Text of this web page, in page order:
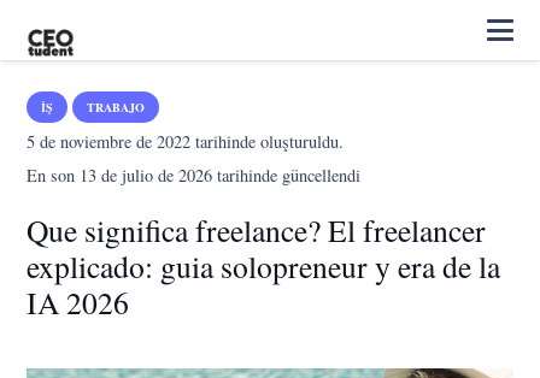
İŞ TRABAJO
5 de noviembre de 2022 tarihinde oluşturuldu.
En son 13 de julio de 2026 tarihinde güncellendi
Que significa freelance? El freelancer
explicado: guia solopreneur y era de la
IA 2026